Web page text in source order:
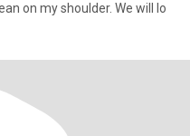
on my shoulder. We will lo